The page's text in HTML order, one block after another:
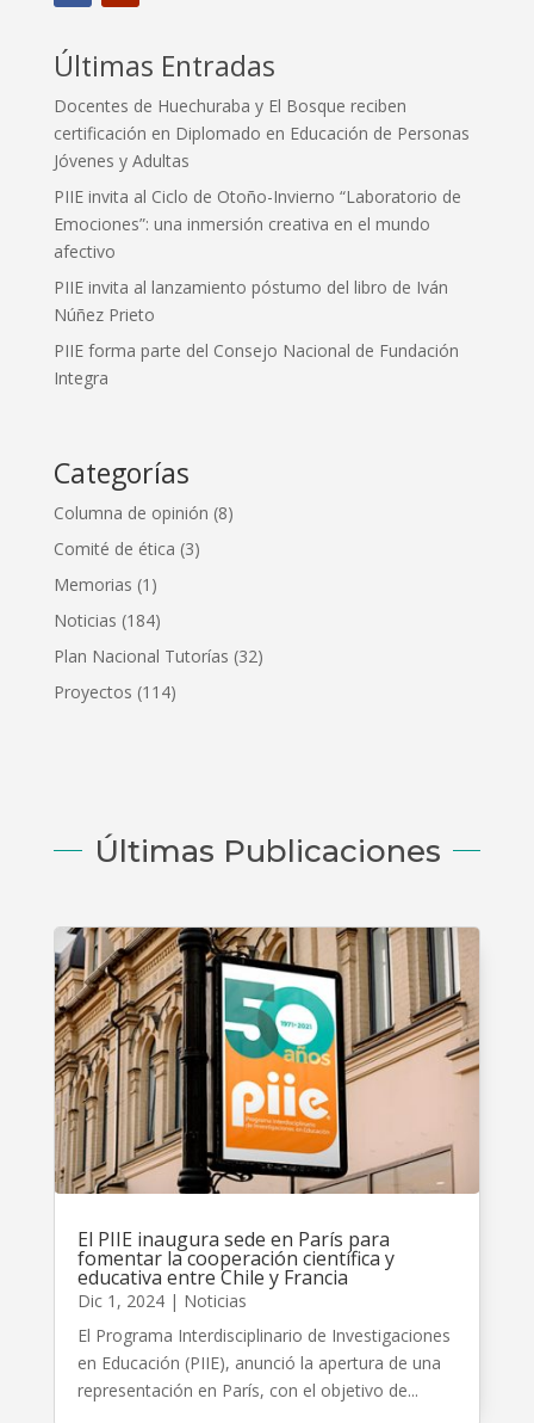
Últimas Entradas
Docentes de Huechuraba y El Bosque reciben
certificación en Diplomado en Educación de Personas
Jóvenes y Adultas
PIIE invita al Ciclo de Otoño-Invierno “Laboratorio de
Emociones”: una inmersión creativa en el mundo
afectivo
PIIE invita al lanzamiento póstumo del libro de Iván
Núñez Prieto
PIIE forma parte del Consejo Nacional de Fundación
Integra
Categorías
Columna de opinión (8)
Comité de ética (3)
Memorias (1)
Noticias (184)
Plan Nacional Tutorías (32)
Proyectos (114)
Últimas Publicaciones
El PIIE inaugura sede en París para
fomentar la cooperación científica y
educativa entre Chile y Francia
Dic 1, 2024| Noticias
El Programa Interdisciplinario de Investigaciones
en Educación (PIIE), anunció la apertura de una
representación en París, con el objetivo de...